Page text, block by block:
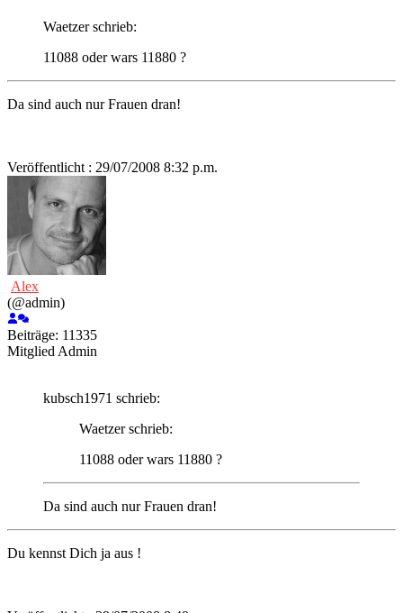
Waetzer schrieb:
11088 oder wars 11880 ?
Da sind auch nur Frauen dran!
Veröffentlicht : 29/07/2008 8:32 p.m.
Alex
(@admin)
Beiträge: 11335
Mitglied Admin
kubsch1971 schrieb:
Waetzer schrieb:
11088 oder wars 11880 ?
Da sind auch nur Frauen dran!
Du kennst Dich ja aus !